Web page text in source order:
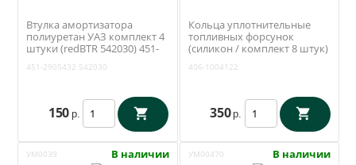
Втулка амортизатора
полиуретан УАЗ комплект 4
штуки (redBTR 542030) 451-
451-2905432 542030
150 р.
Кольца уплотнительные
топливных форсунок
(силикон / комплект 8 штук)
1004122
406-1004122
350 р.
УМ0039 В наличии УМ00470 В наличии